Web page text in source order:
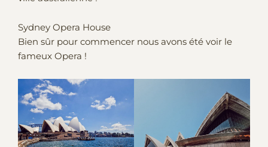
Sydney Opera House
Bien sûr pour commencer nous avons été voir le
fameux Opera !